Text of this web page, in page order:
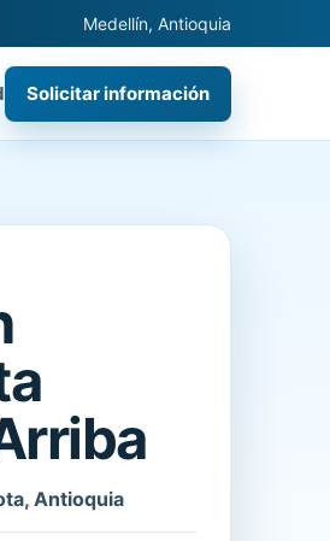
Medellín, Antioquia
Solicitar información
Antioquia